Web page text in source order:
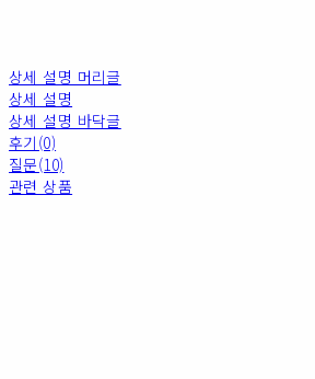
상세 설명 머리글
상세 설명
상세 설명 바닥글
후기(0)
질문(10)
관련 상품